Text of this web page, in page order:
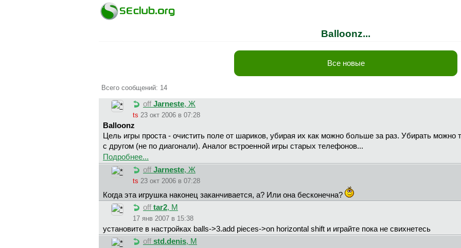
Balloonz...
Все новые
Всего сообщений: 14
off Jarneste, Ж
ts 23 окт 2006 в 07:28
Balloonz
Цель игры проста - очистить поле от шариков, убирая их как можно больше за раз. Убирать можно
с другом (не по диагонали). Аналог встроенной игры старых телефонов...
Подробнее...
off Jarneste, Ж
ts 23 окт 2006 в 07:28
Когда эта игрушка наконец заканчивается, а? Или она бесконечна?
off tar2, М
17 янв 2007 в 15:38
установите в настройках balls->3.add pieces->on horizontal shift и играйте пока не свихнетесь
off std.denis, М